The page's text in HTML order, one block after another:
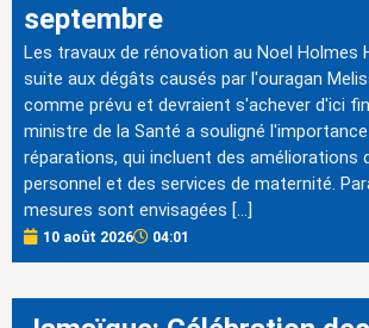
septembre
Les travaux de rénovation au Noel Holmes
suite aux dégâts causés par l'ouragan
comme prévu et devraient s'achever d'ici
ministre de la Santé a souligné
réparations, qui incluent des améliorations
personnel et des services de maternité.
mesures sont envisagées […]
10 août 2026 04:01